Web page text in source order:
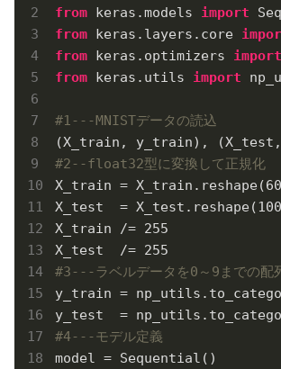
from keras.models import
from keras.layers.core
from keras.optimizers import
from keras.utils import
#1---MNISTデータの読込
#2--float32型に変換して正規化
X_train = X_train.reshape(
X_test  = X_test.reshape(
X_train /= 255
X_test  /= 255
#3---ラベルデータを0～9までの配
y_train =
y_test  =
#4---モデル定義
model = Sequential()